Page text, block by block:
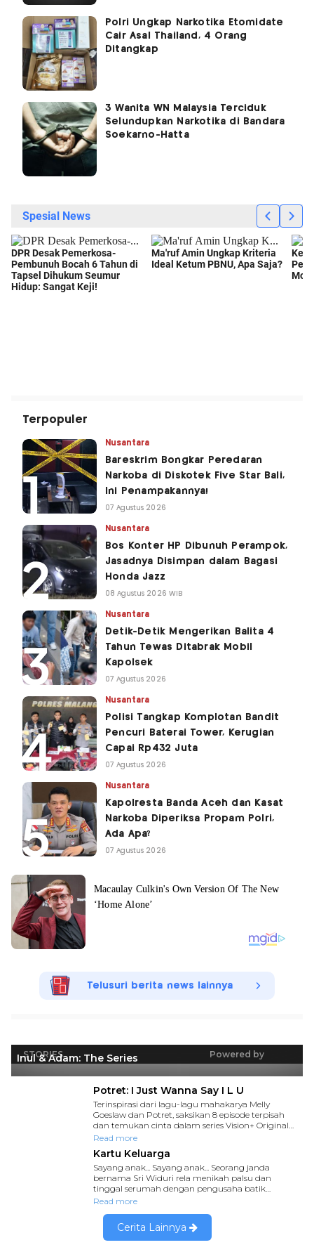
Polri Ungkap Narkotika Etomidate
Cair Asal Thailand, 4 Orang
Ditangkap
3 Wanita WN Malaysia Terciduk
Selundupkan Narkotika di Bandara
Soekarno-Hatta
Terpopuler
Nusantara
Bareskrim Bongkar Peredaran
Narkoba di Diskotek Five Star Bali,
Ini Penampakannya!
07 Agustus 2026
Nusantara
Bos Konter HP Dibunuh Perampok,
Jasadnya Disimpan dalam Bagasi
Honda Jazz
08 Agustus 2026 WIB
Nusantara
Detik-Detik Mengerikan Balita 4
Tahun Tewas Ditabrak Mobil
Kapolsek
07 Agustus 2026
Nusantara
Polisi Tangkap Komplotan Bandit
Pencuri Baterai Tower, Kerugian
Capai Rp432 Juta
07 Agustus 2026
Nusantara
Kapolresta Banda Aceh dan Kasat
Narkoba Diperiksa Propam Polri,
Ada Apa?
07 Agustus 2026
Telusuri berita news lainnya